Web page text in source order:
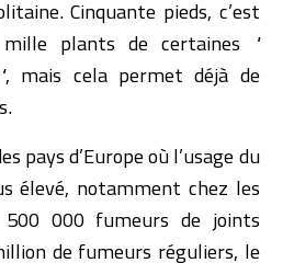
Cinquante pieds, c’est
plants de certaines
"
, mais cela permet déjà de
pays d’Europe où l’usage du
élevé, notamment chez les
500 000 fumeurs de joints
de fumeurs réguliers, le